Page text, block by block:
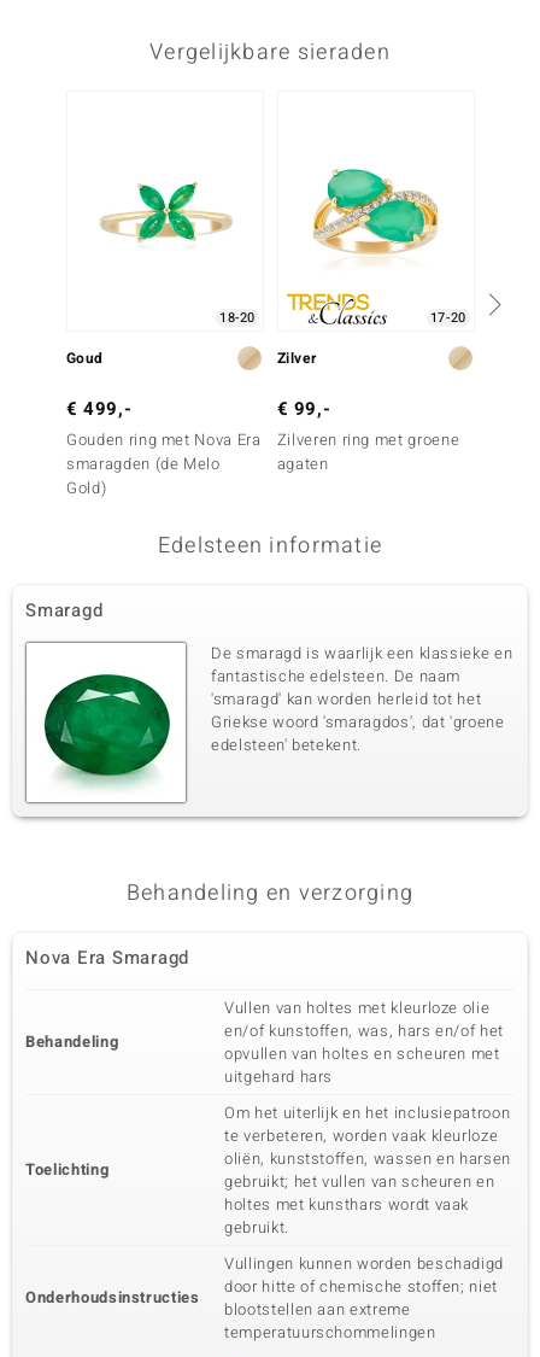
Vergelijkbare sieraden
18-20
Goud
€ 499,-
Gouden ring met Nova Era
smaragden (de Melo
Gold)
17-20
Zilver
€ 99,-
Zilveren ring met groene
agaten
Edelsteen informatie
Smaragd
De smaragd is waarlijk een klassieke en
fantastische edelsteen. De naam
'smaragd' kan worden herleid tot het
Griekse woord 'smaragdos', dat 'groene
edelsteen' betekent.
Behandeling en verzorging
Nova Era Smaragd
Behandeling
Vullen van holtes met kleurloze olie
en/of kunstoffen, was, hars en/of het
opvullen van holtes en scheuren met
uitgehard hars
Toelichting
Om het uiterlijk en het inclusiepatroon
te verbeteren, worden vaak kleurloze
oliën, kunststoffen, wassen en harsen
gebruikt; het vullen van scheuren en
holtes met kunsthars wordt vaak
gebruikt.
Onderhoudsinstructies
Vullingen kunnen worden beschadigd
door hitte of chemische stoffen; niet
blootstellen aan extreme
temperatuurschommelingen